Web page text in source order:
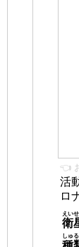
👈
活
ロ
衛
えい
しゅ